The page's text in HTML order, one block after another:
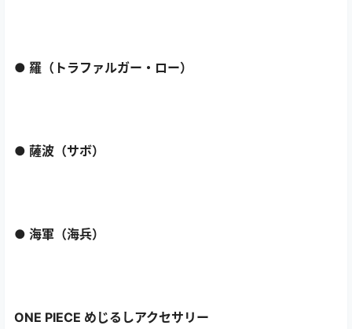
● 羅（トラファルガー・ロー）
● 薩波（サボ）
● 海軍（海兵）
ONE PIECE めじるしアクセサリー